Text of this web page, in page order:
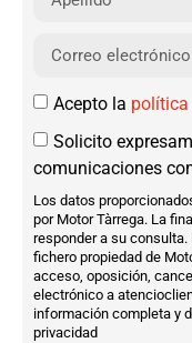
Acepto la política
Solicito
comunicaciones
Los datos
por Motor Tàrrega. La
responder a su
fichero propiedad de
acceso, oposición,
electrónico a
información completa y
privacidad